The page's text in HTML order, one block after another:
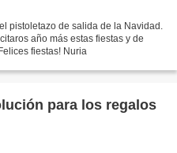
pistoletazo de salida de la Navidad.
año más estas fiestas y de
fiestas! Nuria
para los regalos